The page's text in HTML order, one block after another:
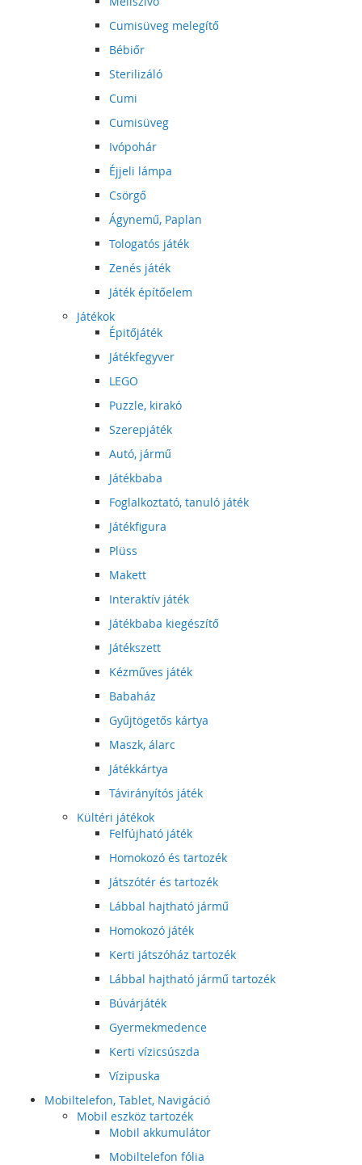
Cumisüveg melegítő
Bébiőr
Sterilizáló
Cumi
Cumisüveg
Ivópohár
Éjjeli lámpa
Csörgő
Ágynemű, Paplan
Tologatós játék
Zenés játék
Játék építőelem
Játékok
Épitőjáték
Játékfegyver
LEGO
Puzzle, kirakó
Szerepjáték
Autó, jármű
Játékbaba
Foglalkoztató, tanuló játék
Játékfigura
Plüss
Makett
Interaktív játék
Játékbaba kiegészítő
Játékszett
Kézműves játék
Babaház
Gyűjtögetős kártya
Maszk, álarc
Játékkártya
Távirányítós játék
Kültéri játékok
Felfújható játék
Homokozó és tartozék
Játszótér és tartozék
Lábbal hajtható jármű
Homokozó játék
Kerti játszóház tartozék
Lábbal hajtható jármű tartozék
Búvárjáték
Gyermekmedence
Kerti vízicsúszda
Vízipuska
Mobiltelefon, Tablet, Navigáció
Mobil eszköz tartozék
Mobil akkumulátor
Mobiltelefon fólia